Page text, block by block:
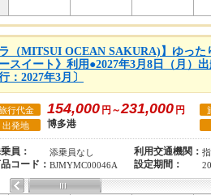
ラ（MITSUI OCEAN SAKURA)】ゆっ
スイート》利用●2027年3月8日（月）
：2027年3月〕
行代金 154,000 円～231,000 円
出発地 博多港
員： 添乗員なし 利用交通機関：
コード： BJMYMC00046A 設定期間：